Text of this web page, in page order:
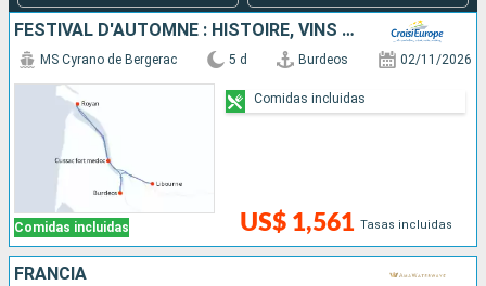
FESTIVAL D'AUTOMNE : HISTOIRE, VINS ET PATRIMOINE DES FLEUVES DU SUD-OUEST
Comidas incluidas
MS Cyrano de Bergerac 5 d Burdeos 02/11/2026
US$ 1,561 Tasas incluidas
Comidas incluidas
FRANCIA